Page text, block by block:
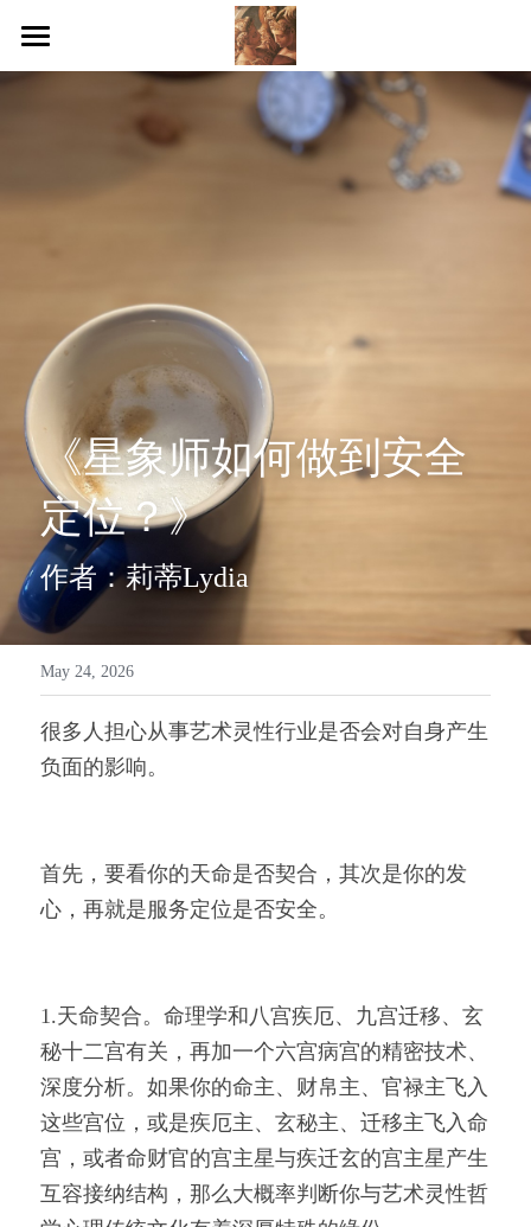
1.Book a session
Reviews
Feedback
Contact us
《星象师如何做到安全
定位？》
作者：莉蒂Lydia
May 24, 2026
很多人担心从事艺术灵性行业是否会对自身产生
负面的影响。
首先，要看你的天命是否契合，其次是你的发
心，再就是服务定位是否安全。
1.天命契合。命理学和八宫疾厄、九宫迁移、玄
秘十二宫有关，再加一个六宫病宫的精密技术、
深度分析。如果你的命主、财帛主、官禄主飞入
这些宫位，或是疾厄主、玄秘主、迁移主飞入命
宫，或者命财官的宫主星与疾迁玄的宫主星产生
互容接纳结构，那么大概率判断你与艺术灵性哲
STORE CATEGORIES
All Categories